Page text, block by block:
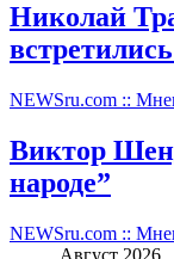
Николай
NEWSru.com ::
Виктор
народе”
NEWSru.com ::
Август 2026